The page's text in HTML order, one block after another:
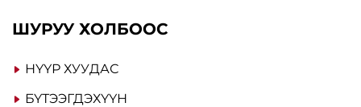
ШУРУУ ХОЛБООС
НҮҮР ХУУДАС
БҮТЭЭГДЭХҮҮН